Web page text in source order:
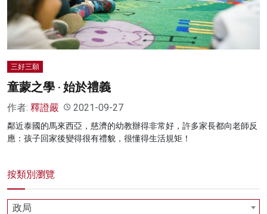
三好三願
童蒙之學 ‧ 始於禮義
作者: 釋證嚴 2021-09-27
鄰近泰國的馬來西亞，慈濟的幼教辦得非常好，許多家長都向老師反
應：孩子回家後變得很有禮貌，很懂得生活規矩！
按類別瀏覽
政局